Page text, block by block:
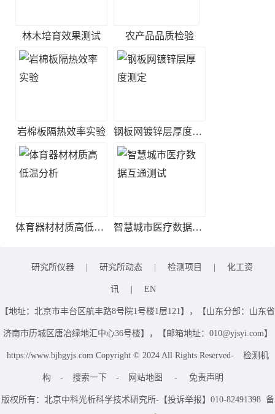
林木培育效果测试 农产品品质检验
岩棉板隔热效率实验 钢板网镀锌层厚度测定
体育器材材质高低温分析 智慧城市医疗数据互通测试
研究所仪器 研究所动态 检测项目 化工资
讯 EN
【地址：北京市丰台区航丰路8号院1号楼1层121】，【山东分部：山东省
济南市历城区唐冶绿地汇中心36号楼】，【邮箱地址：010@yjsyi.com】
https://www.bjhgyjs.com Copyright © 2024 All Rights Reserved- 检测机
构 - 搜索一下 - 网站地图 - 免责声明
版权所有：北京中科光析科学技术研究所-【投诉举报】010-82491398 备